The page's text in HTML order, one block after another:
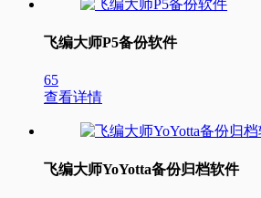
飞编大师P5备份软件
65
查看详情
飞编大师YoYotta备份归档软件